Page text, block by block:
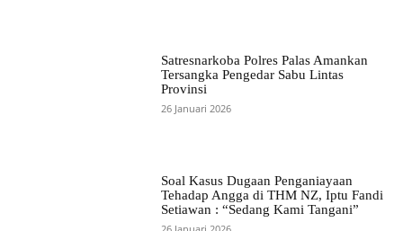
Satresnarkoba Polres Palas Amankan
Tersangka Pengedar Sabu Lintas
Provinsi
26 Januari 2026
Soal Kasus Dugaan Penganiayaan
Tehadap Angga di THM NZ, Iptu Fandi
Setiawan : “Sedang Kami Tangani”